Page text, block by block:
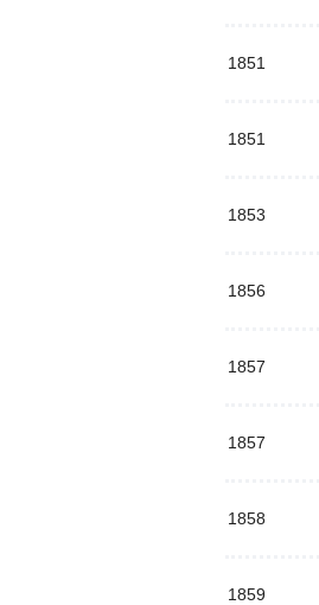
1851
1851
1853
1856
1857
1857
1858
1859